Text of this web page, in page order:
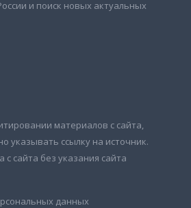
и поиск новых актуальных
материалов с сайта,
указывать ссылку на источник.
сайта без указания сайта
данных